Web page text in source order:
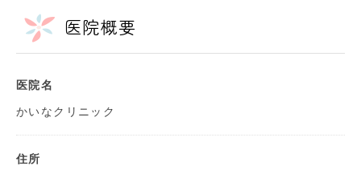
医院概要
医院名
かいなクリニック
住所